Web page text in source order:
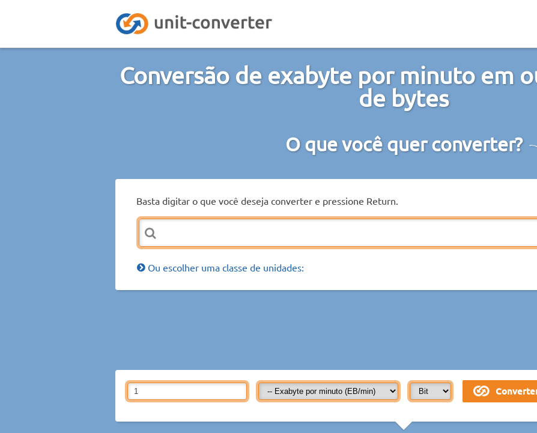
Conversão de exabyte por minuto em
de bytes
O que você quer converter?
Basta digitar o que você deseja converter e pressione Return.
Ou escolher uma classe de unidades: